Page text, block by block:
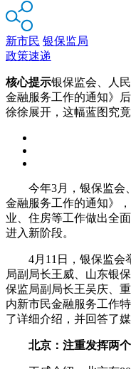
新市民 银保监局
政策速递
核心提示银保监会、人
金融服务工作的通知》
徐徐展开，这幅蓝图究
今年3月，银保监会
金融服务工作的通知》
业、住房等工作做出全
进入新阶段。
4月11日，银保监会
局副局长王威、山东银
保监局副局长王吴庆、
内新市民金融服务工作
了详细介绍，并回答了媒
北京：注重发挥两